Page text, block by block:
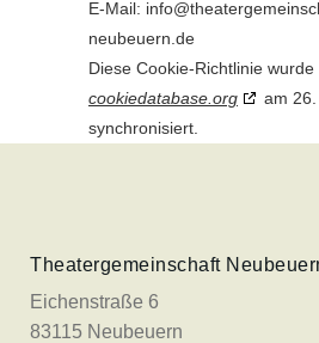
E-Mail: info@
neubeuern.de
Diese Cookie-Richtlinie wurde
cookiedatabase.org
am
synchronisiert.
Theatergemeinschaft
Eichenstraße 6
83115 Neubeuern